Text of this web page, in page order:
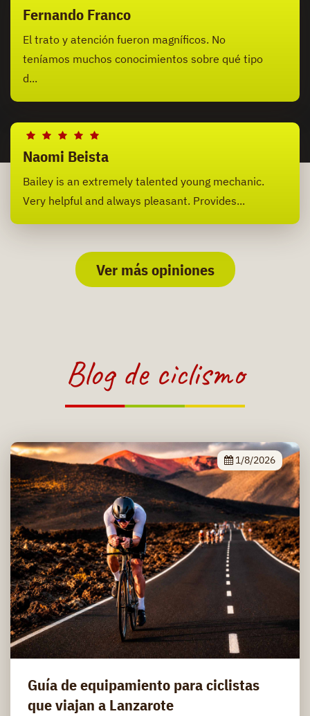
Fernando Franco
El trato y atención fueron magníficos. No
teníamos muchos conocimientos sobre qué tipo
d...
Naomi Beista
Bailey is an extremely talented young mechanic.
Very helpful and always pleasant. Provides...
Ver más opiniones
Blog de ciclismo
1/8/2026
Guía de equipamiento para ciclistas
que viajan a Lanzarote